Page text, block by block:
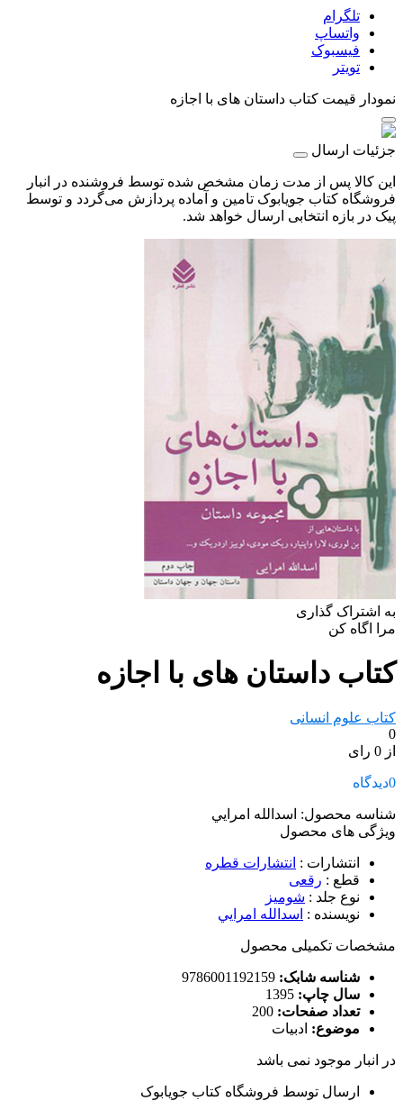
تلگرام
واتساپ
فیسبوک
تویتر
نمودار قیمت کتاب داستان های با اجازه
جزئیات ارسال
این کالا پس از مدت زمان مشخص شده توسط فروشنده در انبار
فروشگاه کتاب جویابوک تامین و آماده پردازش می‌گردد و توسط
پیک در بازه انتخابی ارسال خواهد شد.
به اشتراک گذاری
مرا اگاه کن
کتاب داستان های با اجازه
کتاب علوم انسانی
0
از 0 رای
0دیدگاه
شناسه محصول: اسدالله امرايي
ویژگی های محصول
انتشارات : انتشارات قطره
قطع : رقعی
نوع جلد : شومیز
نویسنده : اسدالله امرايي
مشخصات تکمیلی محصول
شناسه شابک:
سال چاپ:
تعداد صفحات:
موضوع: ادبیات
در انبار موجود نمی باشد
ارسال توسط فروشگاه کتاب جویابوک